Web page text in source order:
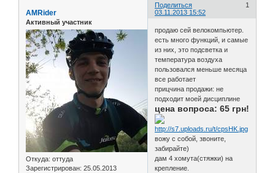
Поделиться
1
03.11.2013 15:52
AMRider
Активный участник
Откуда: оттуда
Зарегистрирован: 25.05.2013
продаю сей велокомпьютер.
есть много функций, и самые
из них, это подсветка и
температура воздуха
пользовался меньше месяца
все работает
прицчина продажи: не
подходит моей дисциплине
цена вопроса: 65 грн!
вожу с собой, звоните,
забирайте)
дам 4 хомута(стяжки) на
крепление.